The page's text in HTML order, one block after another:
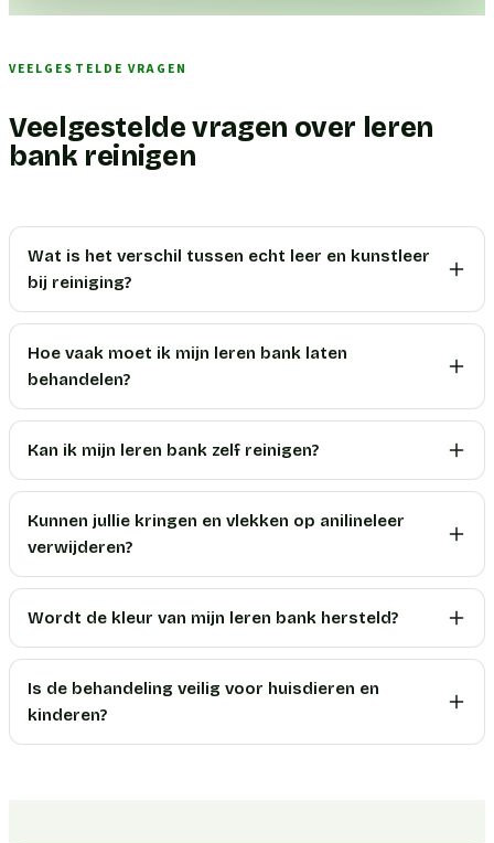
VEELGESTELDE VRAGEN
Veelgestelde vragen over leren
bank reinigen
Wat is het verschil tussen echt leer en kunstleer
bij reiniging?
Hoe vaak moet ik mijn leren bank laten
behandelen?
Kan ik mijn leren bank zelf reinigen?
Kunnen jullie kringen en vlekken op anilineleer
verwijderen?
Wordt de kleur van mijn leren bank hersteld?
Is de behandeling veilig voor huisdieren en
kinderen?